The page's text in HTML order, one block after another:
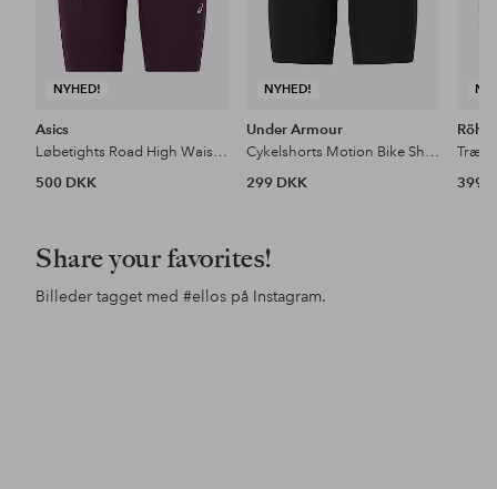
NYHED!
Asics
Løbetights Road High Waist 8in Sprinter
500 DKK
NYHED!
Under Armour
Cykelshorts Motion Bike Short
299 DKK
399
Share your favorites!
Billeder tagget med #ellos på Instagram.